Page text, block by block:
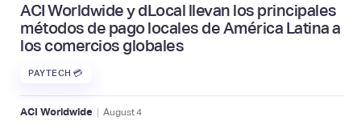
ACI Worldwide y dLocal llevan los principales
métodos de pago locales de América Latina a
los comercios globales
PAYTECH 💳
ACI Worldwide | August4